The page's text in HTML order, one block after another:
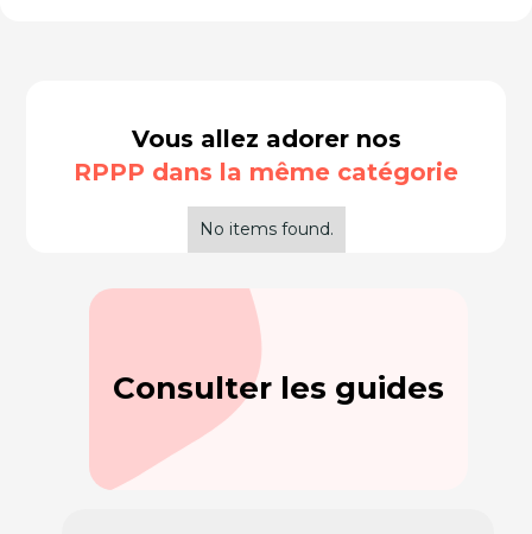
Vous allez adorer nos
RPPP dans la même catégorie
No items found.
Consulter les guides